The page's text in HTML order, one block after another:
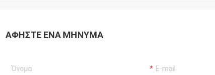
ΑΦΉΣΤΕ ΈΝΑ ΜΉΝΥΜΑ